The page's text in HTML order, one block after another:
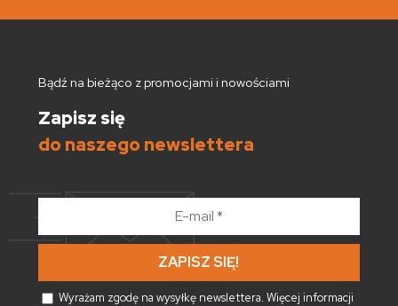
Bądź na bieżąco z promocjami i nowościami
Zapisz się
do naszego newslettera
*
Wyrażam zgodę na wysyłkę newslettera. Więcej informacji